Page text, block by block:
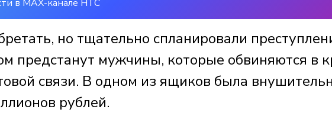
в MAX-канале НТС
но тщательно спланировали
предстанут мужчины, которые обвиняются в
связи. В одном из ящиков была
рублей.